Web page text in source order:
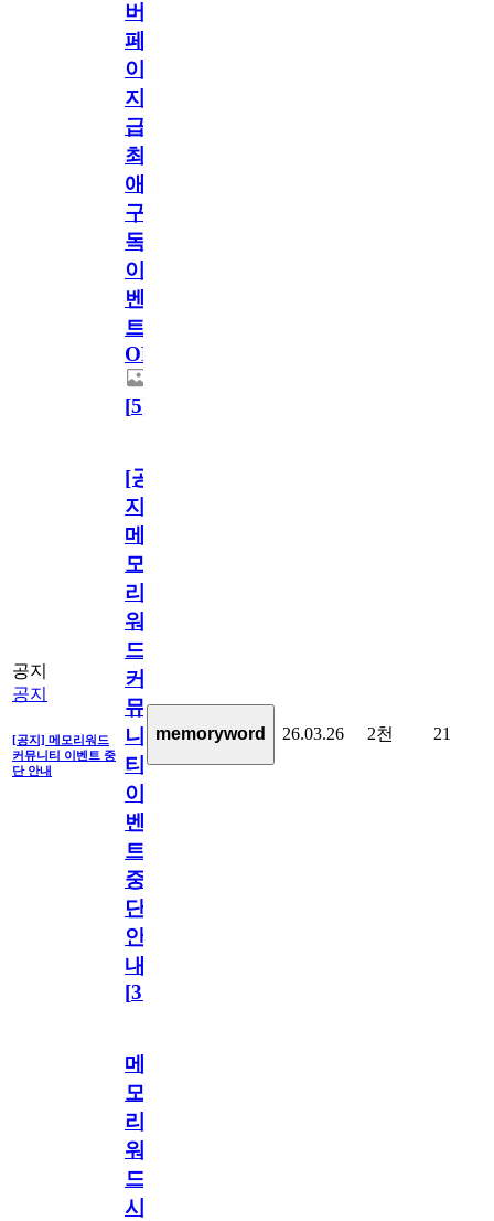
버
페
이
지
급!
최
애
구
독
이
벤
트
OPEN!
[5]
공지
공지
[공지] 메모리워드
커뮤니티 이벤트 중
단 안내
[공
지]
메
모
리
워
드
커
뮤
니
티
이
벤
트
중
단
안
내
[31
memoryword 26.03.26 2천 21
메
모
리
워
드
시